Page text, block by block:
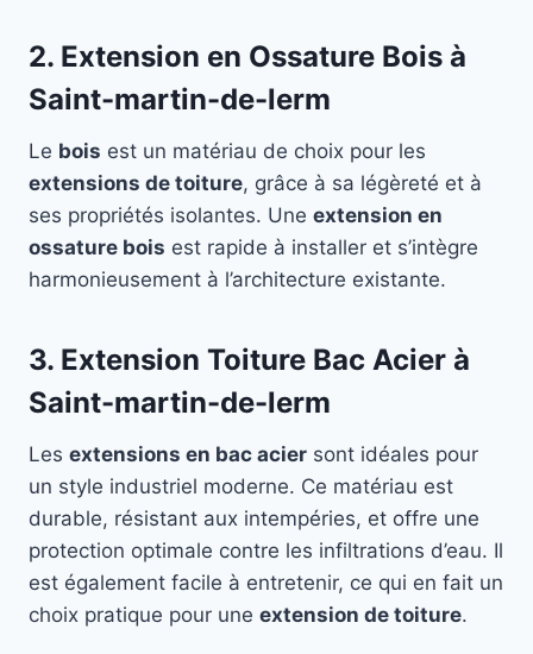
2. Extension en Ossature Bois à
Saint-martin-de-lerm
Le bois est un matériau de choix pour les
extensions de toiture, grâce à sa légèreté et à
ses propriétés isolantes. Une extension en
ossature bois est rapide à installer et s’intègre
harmonieusement à l’architecture existante.
3. Extension Toiture Bac Acier à
Saint-martin-de-lerm
Les extensions en bac acier sont idéales pour
un style industriel moderne. Ce matériau est
durable, résistant aux intempéries, et offre une
protection optimale contre les infiltrations d’eau. Il
est également facile à entretenir, ce qui en fait un
choix pratique pour une extension de toiture.